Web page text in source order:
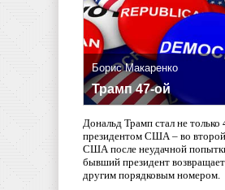
Борис Макаренко
Трамп 47-ой
Дональд Трамп стал не
президентом США – во второй
США после неудачной
бывший президент
другим порядковым номером.